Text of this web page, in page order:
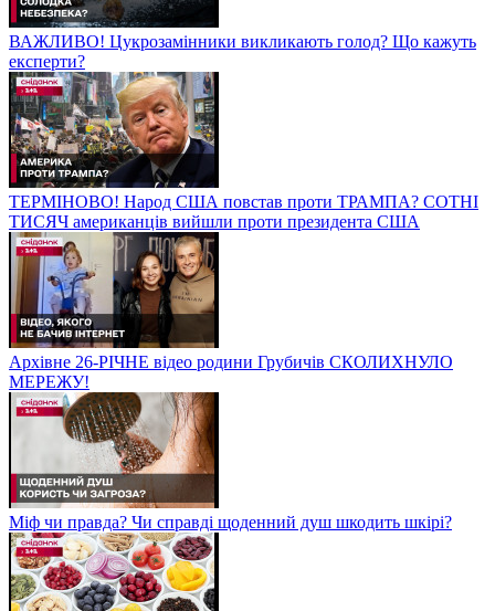
ВАЖЛИВО! Цукрозамінники викликають голод? Що кажуть
експерти?
ТЕРМІНОВО! Народ США повстав проти ТРАМПА? СОТНІ
ТИСЯЧ американців вийшли проти президента США
Архівне 26-РІЧНЕ відео родини Грубичів СКОЛИХНУЛО
МЕРЕЖУ!
Міф чи правда? Чи справді щоденний душ шкодить шкірі?